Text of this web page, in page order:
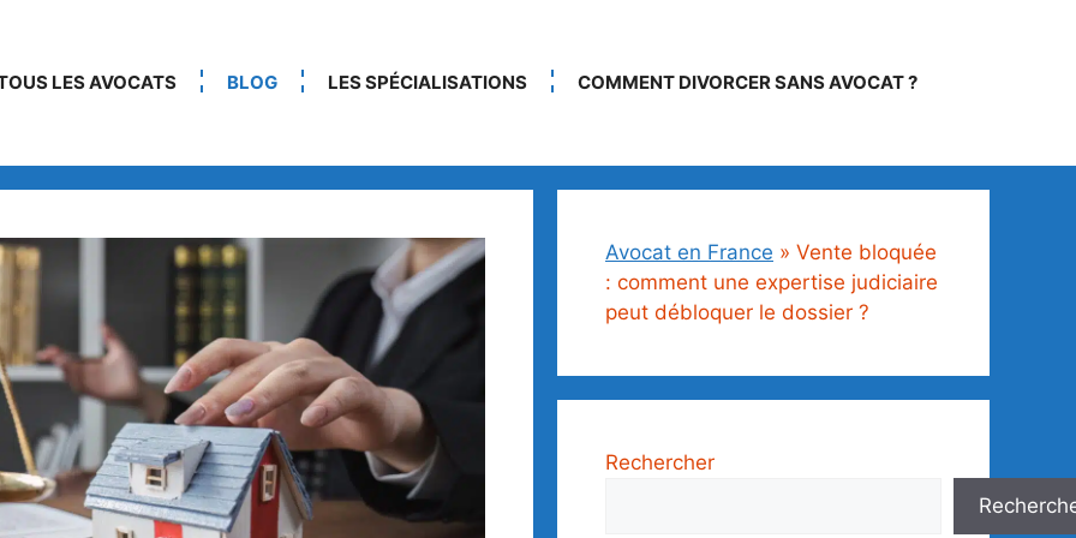
LES AVOCATS BLOG LES SPÉCIALISATIONS COMMENT DIVORCER SANS AVOCAT ?
Avocat en France » Vente bloquée
: comment une expertise judiciaire
peut débloquer le dossier ?
Rechercher